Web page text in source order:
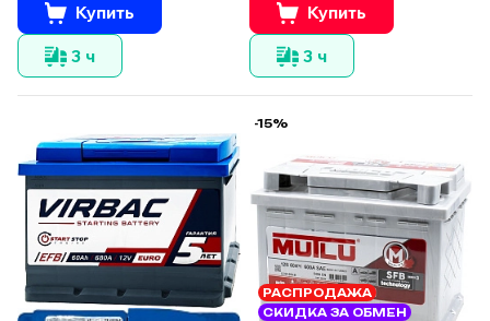
Купить
3 ч
Купить
3 ч
-15%
РАСПРОДАЖА
СКИДКА ЗА ОБМЕН